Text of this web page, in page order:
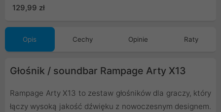
129,99 zł
Opis Cechy Opinie Raty
Głośnik / soundbar Rampage Arty X13
Rampage Arty X13 to zestaw głośników dla graczy, który
łączy wysoką jakość dźwięku z nowoczesnym designem.